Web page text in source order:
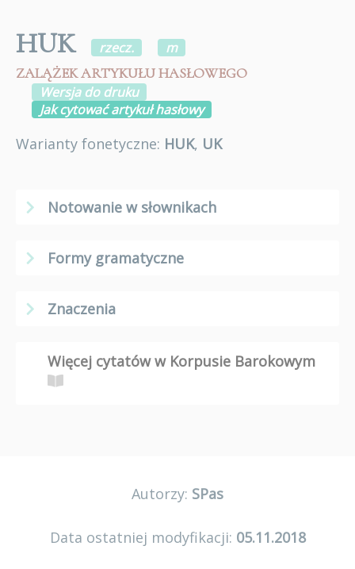
HUK rzecz.
m
ZALĄŻEK ARTYKUŁU HASŁOWEGO
Wersja do druku
Jak cytować artykuł hasłowy
Warianty fonetyczne: HUK, UK
Notowanie w słownikach
Formy gramatyczne
Znaczenia
Więcej cytatów w Korpusie Barokowym
Autorzy: SPas
Data ostatniej modyfikacji: 05.11.2018